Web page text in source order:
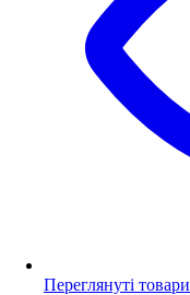
Переглянуті товари